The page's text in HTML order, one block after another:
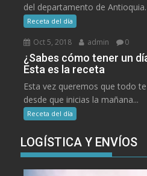
del departamento de
Receta del día
Oct 5, 2018 admin 0
¿Sabes cómo tener un
Esta es la receta
Esta vez queremos que todo
desde que inicias la mañana...
Receta del día
LOGÍSTICA Y ENVÍOS